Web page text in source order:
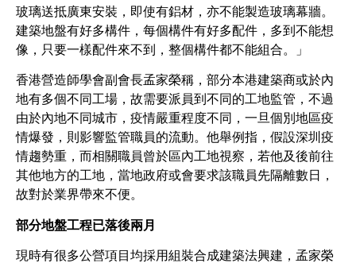
玻璃送抵廣東安裝，即使有鋁材，亦不能製造玻璃幕牆。
建築地盤有好多構件，每個構件有好多配件，多到不能想
像，只要一樣配件來不到，整個構件都不能組合。」
香港營造師學會副會長孟家榮稱，部分本港建築商或於內
地有多個不同工場，故需要派員到不同的工地監管，不過
由於內地不同城市，疫情嚴重程度不同，一旦個別地區疫
情爆發，則影響監管職員的流動。他舉例指，假設深圳疫
情趨勢重，而相關職員曾於區內工地視察，若他及後前往
其他地方的工地，當地政府或會要求該職員先隔離數日，
故對於業界帶來不便。
部分地盤工程已落後兩月
現時有很多公營項目均採用組裝合成建築法興建，孟家榮